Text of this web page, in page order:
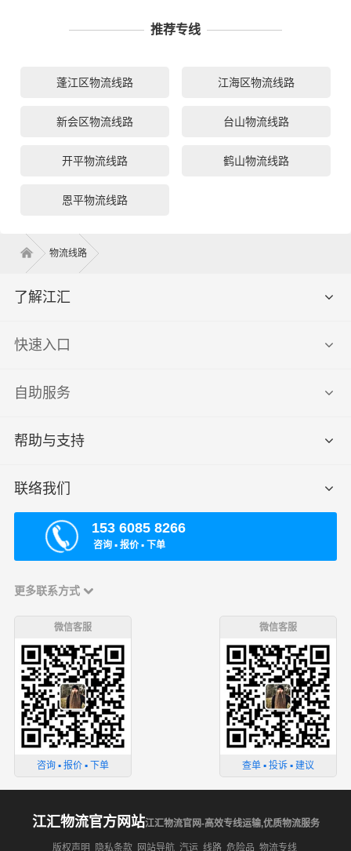
推荐专线
蓬江区物流线路 江海区物流线路
新会区物流线路 台山物流线路
开平物流线路 鹤山物流线路
恩平物流线路
物流线路
了解江汇
快速入口
自助服务
帮助与支持
联络我们
153 6085 8266
咨询 ▪ 报价 ▪ 下单
更多联系方式
微信客服
咨询 ▪ 报价 ▪ 下单
微信客服
查单 ▪ 投诉 ▪ 建议
江汇物流官方网站江汇物流官网-高效专线运输,优质物流服务
版权声明 隐私条款 网站导航 汽运 线路 危险品 物流专线